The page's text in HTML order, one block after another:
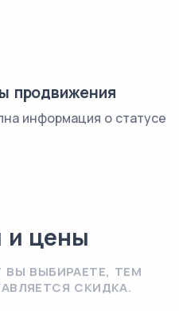
продвижения
информация о статусе
и цены
ВЫБИРАЕТЕ, ТЕМ
СКИДКА.